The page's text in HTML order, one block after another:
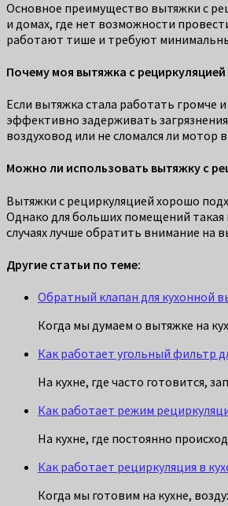
Основное преимущество вытяжки с
и домах, где нет возможности
работают тише и требуют
Почему моя вытяжка с
Если вытяжка стала работать громче
эффективно задерживать
воздуховод или не сломался ли мотор
Можно ли использовать вытяжку с
Вытяжки с рециркуляцией хорошо
Однако для больших помещений
случаях лучше обратить внимание на
Другие статьи по теме:
Обратный клапан для кухонной
Когда мы думаем о вытяжке на
Как работает угольный фильтр
На кухне, где часто готовится,
Как работает режим
На кухне, где постоянно
Как работает рециркуляция в
Когда мы готовим на кухне,